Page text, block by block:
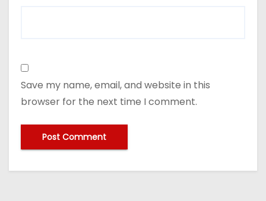
Save my name, email, and website in this
browser for the next time I comment.